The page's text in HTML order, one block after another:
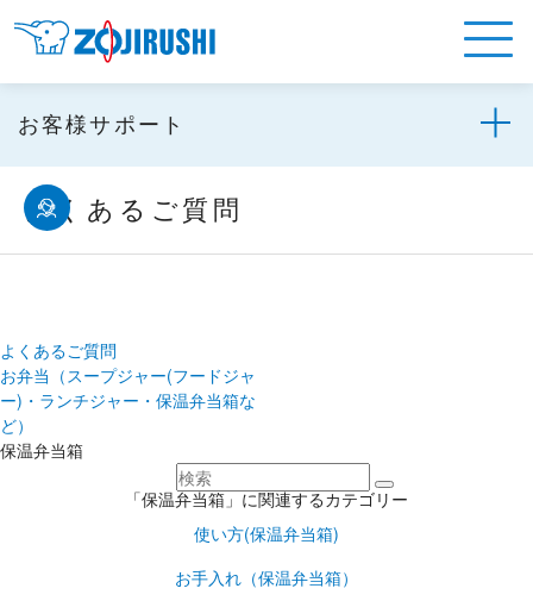
お客様サポート
よくあるご質問
よくあるご質問
お弁当（スープジャー(フードジャ
ー)・ランチジャー・保温弁当箱な
ど）
保温弁当箱
「保温弁当箱」に関連するカテゴリー
使い方(保温弁当箱)
お手入れ（保温弁当箱）